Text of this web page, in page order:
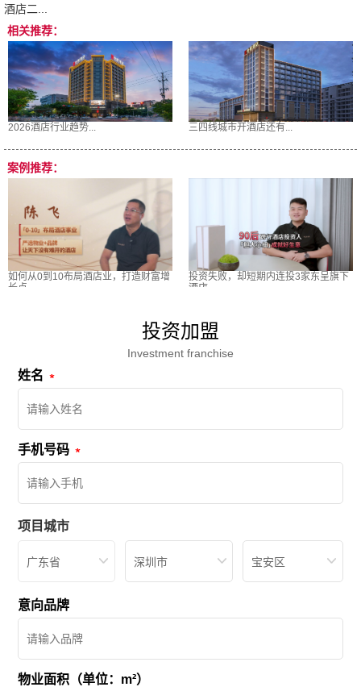
酒店二...
相关推荐：
2026酒店行业趋势... 三四线城市开酒店还有...
案例推荐：
如何从0到10布局酒店业，打造财富增
长点
投资失败，却短期内连投3家东呈旗下
酒店
投资加盟
Investment franchise
姓名
手机号码
项目城市
广东省 深圳市 宝安区
意向品牌
物业面积（单位：m²）